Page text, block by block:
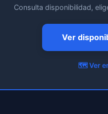
Consulta disponibilidad,
Ver
🗺️ Ver